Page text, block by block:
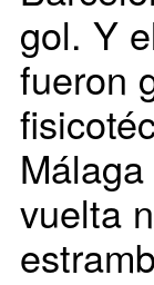
gol. Y
fueron
vuelta